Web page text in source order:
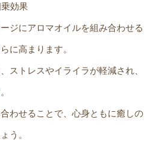
効果
ジにアロマオイルを組み合わせる
に高まります。
ストレスやイライラが軽減され、
わせることで、心身ともに癒しの
う。